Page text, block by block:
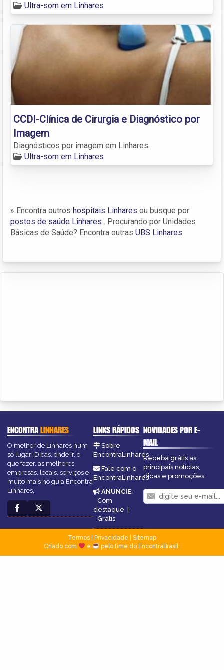
Ultra-som em Linhares
CCDI-Clínica de Cirurgia e Diagnóstico por
Imagem
Diagnósticos por imagem em Linhares.
Ultra-som em Linhares
» Encontra outros hospitais Linhares ou busque por
postos de saúde Linhares . Procurando por Unidades
Básicas de Saúde? Encontra outras UBS Linhares
ENCONTRALINHARES
O melhor de Linhares num
só lugar! Dicas, onde ir, o
que fazer, as melhores
empresas, locais, serviços e
muito mais no guia Encontra
Linhares.
LINKS RÁPIDOS
Sobre
EncontraLinhares
Fale com o
EncontraLinhares
ANUNCIE:
Com
destaque |
Grátis
NOVIDADES POR E-
MAIL
Receba grátis as
principais notícias,
dicas e promoções
Termos| Privacidade
Sitemap
Criado com
e pelo time do EncontraBrasil